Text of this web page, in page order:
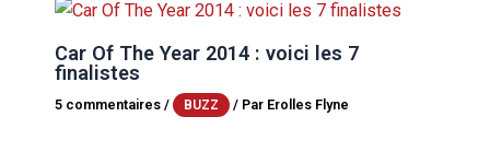
Car Of The Year 2014 : voici les 7
finalistes
5 commentaires / BUZZ / Par Erolles Flyne